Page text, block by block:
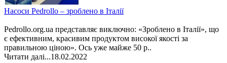
Насоси Pedrollo – зроблено в Італії
Pedrollo.org.ua представляє виключно: «Зроблено в Італії», що
є ефективним, красивим продуктом високої якості за
правильною ціною». Ось уже майже 50 р..
Читати далі...18.02.2022